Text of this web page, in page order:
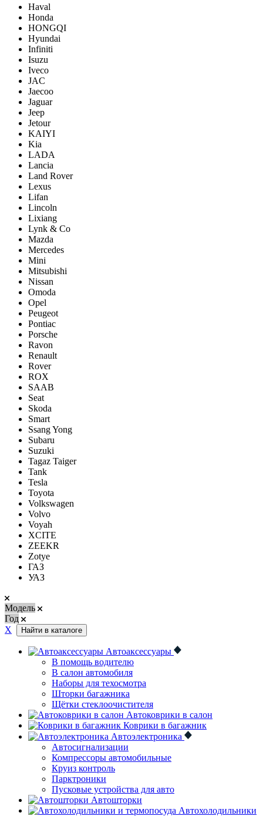
Haval
Honda
HONGQI
Hyundai
Infiniti
Isuzu
Iveco
JAC
Jaecoo
Jaguar
Jeep
Jetour
KAIYI
Kia
LADA
Lancia
Land Rover
Lexus
Lifan
Lincoln
Lixiang
Lynk & Co
Mazda
Mercedes
Mini
Mitsubishi
Nissan
Omoda
Opel
Peugeot
Pontiac
Porsсhe
Ravon
Renault
Rover
ROX
SAAB
Seat
Skoda
Smart
Ssang Yong
Subaru
Suzuki
Tagaz Taiger
Tank
Tesla
Toyota
Volkswagen
Volvo
Voyah
XCITE
ZEEKR
Zotye
ГАЗ
УАЗ
Модель
Год
Х
Найти в каталоге
Автоаксессуары
В помощь водителю
В салон автомобиля
Наборы для техосмотра
Шторки багажника
Щётки стеклоочистителя
Автоковрики в салон
Коврики в багажник
Автоэлектроника
Автосигнализации
Компрессоры автомобильные
Круиз контроль
Парктроники
Пусковые устройства для авто
Автошторки
Автохолодильники